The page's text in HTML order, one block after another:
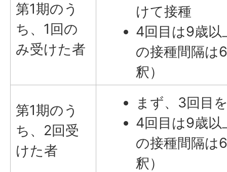
第1期のう
ち、1回の
み受けた者
けて接種
4回目は9歳以
の接種間隔は
釈）
第1期のう
ち、2回受
けた者
まず、3回目
4回目は9歳以
の接種間隔は
釈）